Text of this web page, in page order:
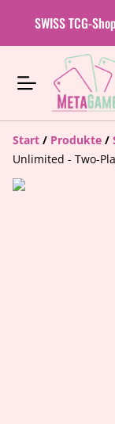
SWISS TCG-
Start / Produkte /
Unlimited - Two-